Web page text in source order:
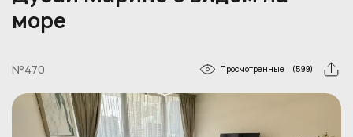
море
№470 Просмотренные (599)